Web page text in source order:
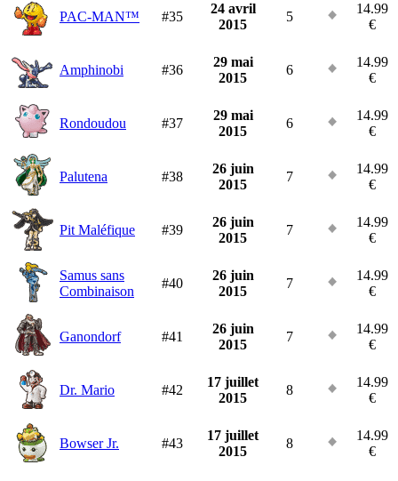
PAC-MAN™ #35
24 avril
2015
5
14.99
€
Amphinobi #36
29 mai
2015
6
14.99
€
Rondoudou #37
29 mai
2015
6
14.99
€
Palutena #38
26 juin
2015
7
14.99
€
Pit Maléfique #39
26 juin
2015
7
14.99
€
Samus sans
Combinaison
#40
26 juin
2015
7
14.99
€
Ganondorf #41
26 juin
2015
7
14.99
€
Dr. Mario #42
17 juillet
2015
8
14.99
€
Bowser Jr. #43
17 juillet
2015
8
14.99
€